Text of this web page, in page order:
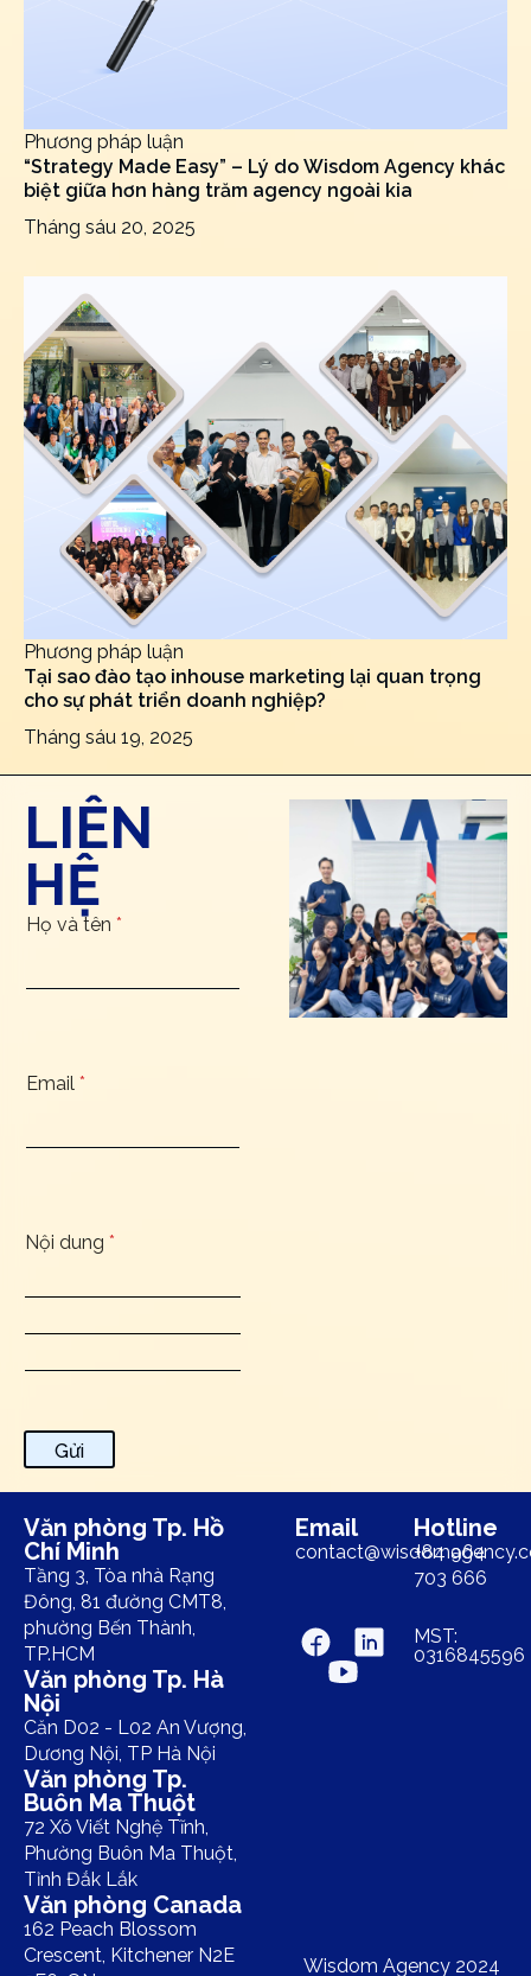
Phương pháp luận
“Strategy Made Easy” – Lý do Wisdom Agency khác
biệt giữa hơn hàng trăm agency ngoài kia
Tháng sáu 20, 2025
Phương pháp luận
Tại sao đào tạo inhouse marketing lại quan trọng
cho sự phát triển doanh nghiệp?
Tháng sáu 19, 2025
LIÊN
HỆ
Họ và tên *
Email *
Nội dung *
Gửi
Văn phòng Tp. Hồ
Chí Minh
Tầng 3, Tòa nhà Rạng
Đông, 81 đường CMT8,
phường Bến Thành,
TP.HCM
Văn phòng Tp. Hà
Nội
Căn D02 - L02 An Vượng,
Dương Nội, TP Hà Nội
Văn phòng Tp.
Buôn Ma Thuột
72 Xô Viết Nghệ Tĩnh,
Phường Buôn Ma Thuột,
Tỉnh Đắk Lắk
Văn phòng Canada
162 Peach Blossom
Crescent, Kitchener N2E
Email Hotline
+84 964
703 666
MST:
0316845596
Wisdom Agency 2024